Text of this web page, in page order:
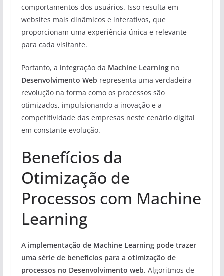
comportamentos dos usuários. Isso resulta em
websites mais dinâmicos e interativos, que
proporcionam uma experiência única e relevante
para cada visitante.
Portanto, a integração da Machine Learningno
Desenvolvimento Web representa uma verdadeira
revolução na forma como os processos são
otimizados, impulsionando a inovação e a
competitividade das empresas neste cenário digital
em constante evolução.
Benefícios da
Otimização de
Processos com Machine
Learning
A implementação de Machine Learning pode trazer
uma série de benefícios para a otimização de
processos no Desenvolvimento web. Algoritmos de